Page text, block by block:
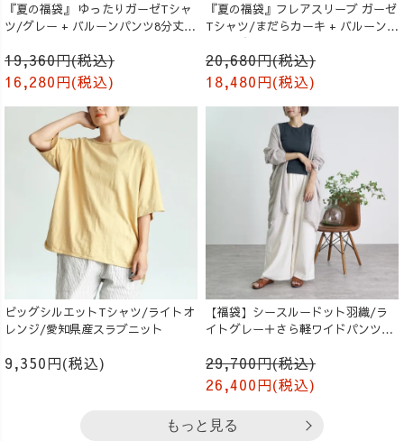
『夏の福袋』 ゆったりガーゼTシャ
ツ/グレー + バルーンパンツ8分丈/
19,360円(税込)
16,280円(税込)
『夏の福袋』フレアスリーブ ガーゼ
Tシャツ/まだらカーキ + バルーンパ
ンツ/ブラック
20,680円(税込)
18,480円(税込)
ビッグシルエットTシャツ/ライトオ
レンジ/愛知県産スラブニット
9,350円(税込)
【福袋】シースルードット羽織/ラ
イトグレー＋さら軽ワイドパンツ/
29,700円(税込)
26,400円(税込)
もっと見る